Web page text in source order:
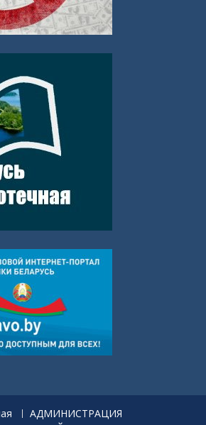
АДМИНИСТРАЦИЯ